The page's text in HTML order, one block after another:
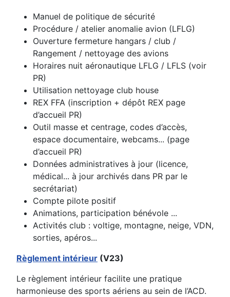
Manuel de politique de sécurité
Procédure / atelier anomalie avion (LFLG)
Ouverture fermeture hangars / club /
Rangement / nettoyage des avions
Horaires nuit aéronautique LFLG / LFLS (voir
PR)
Utilisation nettoyage club house
REX FFA (inscription + dépôt REX page
d’accueil PR)
Outil masse et centrage, codes d’accès,
espace documentaire, webcams... (page
d’accueil PR)
Données administratives à jour (licence,
médical... à jour archivés dans PR par le
secrétariat)
Compte pilote positif
Animations, participation bénévole ...
Activités club : voltige, montagne, neige, VDN,
sorties, apéros...
Règlement intérieur (V23)
Le règlement intérieur facilite une pratique
harmonieuse des sports aériens au sein de l’ACD.